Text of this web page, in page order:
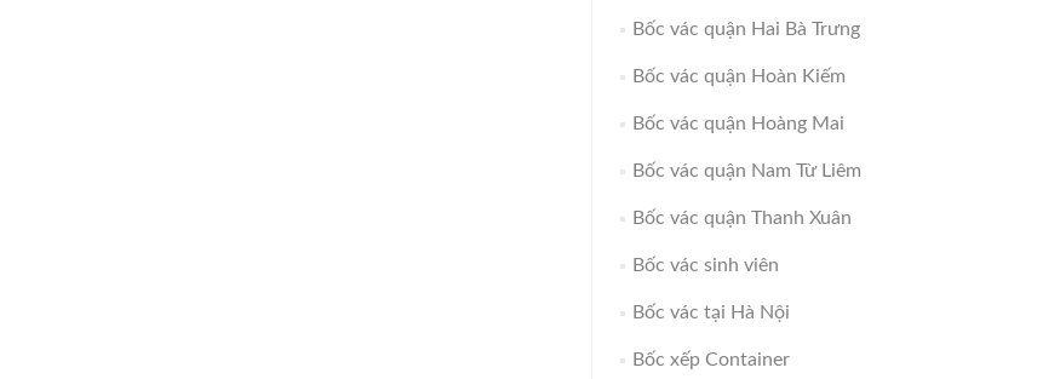
Bốc vác quận Hai Bà Trưng
Bốc vác quận Hoàn Kiếm
Bốc vác quận Hoàng Mai
Bốc vác quận Nam Từ Liêm
Bốc vác quận Thanh Xuân
Bốc vác sinh viên
Bốc vác tại Hà Nội
Bốc xếp Container